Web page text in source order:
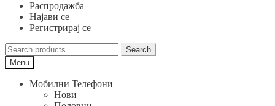
Распродажба
Најави се
Регистрирај се
Search
for:
Search
Menu
Мобилни Телефони
Нови